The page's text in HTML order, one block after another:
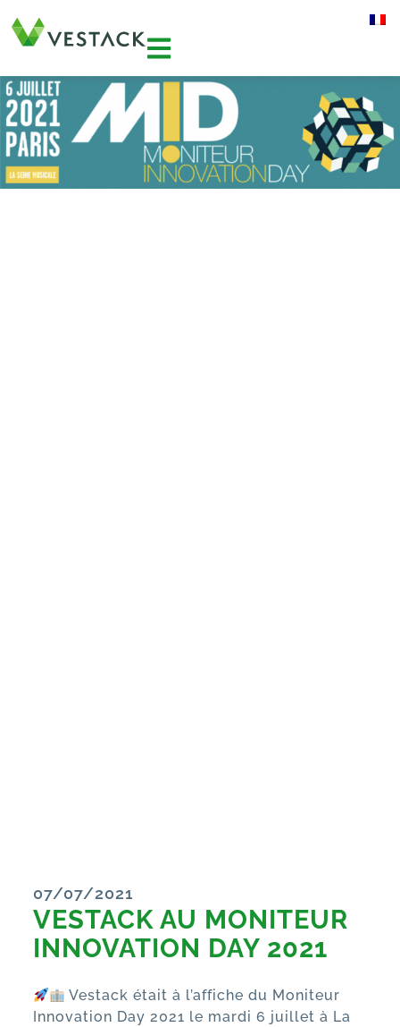
07/07/2021
VESTACK AU MONITEUR
INNOVATION DAY 2021
Vestack était à l’affiche du Moniteur
Innovation Day 2021 le mardi 6 juillet à La